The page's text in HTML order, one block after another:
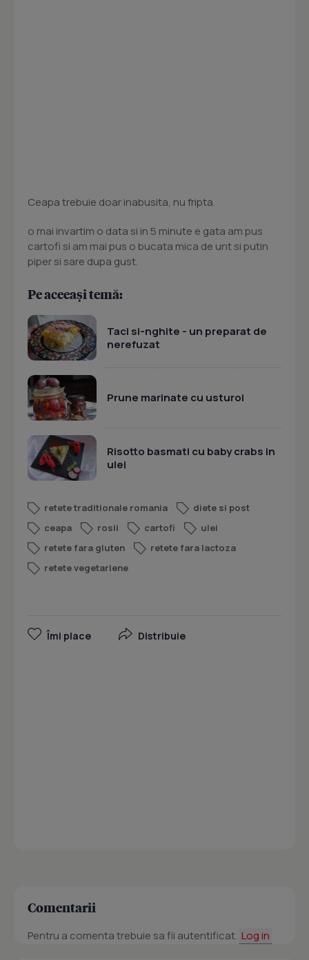
Ceapa trebuie doar inabusita, nu fripta.
o mai invartim o data si in 5 minute e gata am pus
cartofi si am mai pus o bucata mica de unt si putin
piper si sare dupa gust.
Pe aceeași temă:
Taci si-nghite - un preparat de
nerefuzat
Prune marinate cu usturoi
Risotto basmati cu baby crabs in
ulei
retete traditionale romania
diete si post
ceapa
rosii cartofi
ulei
retete fara gluten
retete fara lactoza
retete vegetariene
Îmi place Distribuie
Comentarii
Pentru a comenta trebuie sa fii autentificat. Log in